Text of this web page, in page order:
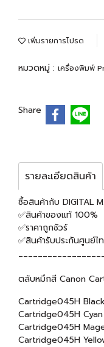
เพิ่มรายการโปรด
หมวดหมู่ : เครื่องพิมพ์
Share
รายละเอียดสินค้า
ซื้อสินค้ากับ DIGITAL
✅สินค้าของแท้ 100%
✅ราคาถูกชัวร์
✅สินค้ารับประกันศูนย์ไ
ตลับหมึกสี Canon
Cartridge045H
Cartridge045H Cyan
Cartridge045H
Cartridge045H